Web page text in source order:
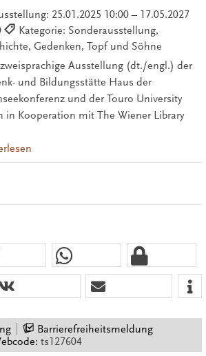
25.01.2025 10:00 – 17.05.2027
Kategorie: Sonderausstellung,
Gedenken, Topf und Söhne
Ausstellung (dt./engl.) der
und Bildungsstätte Haus der
und der Touro University
in Kooperation mit The Wiener Library
Barrierefreiheitsmeldung
ts127604